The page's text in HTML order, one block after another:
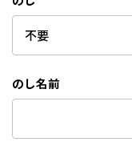
のし名前